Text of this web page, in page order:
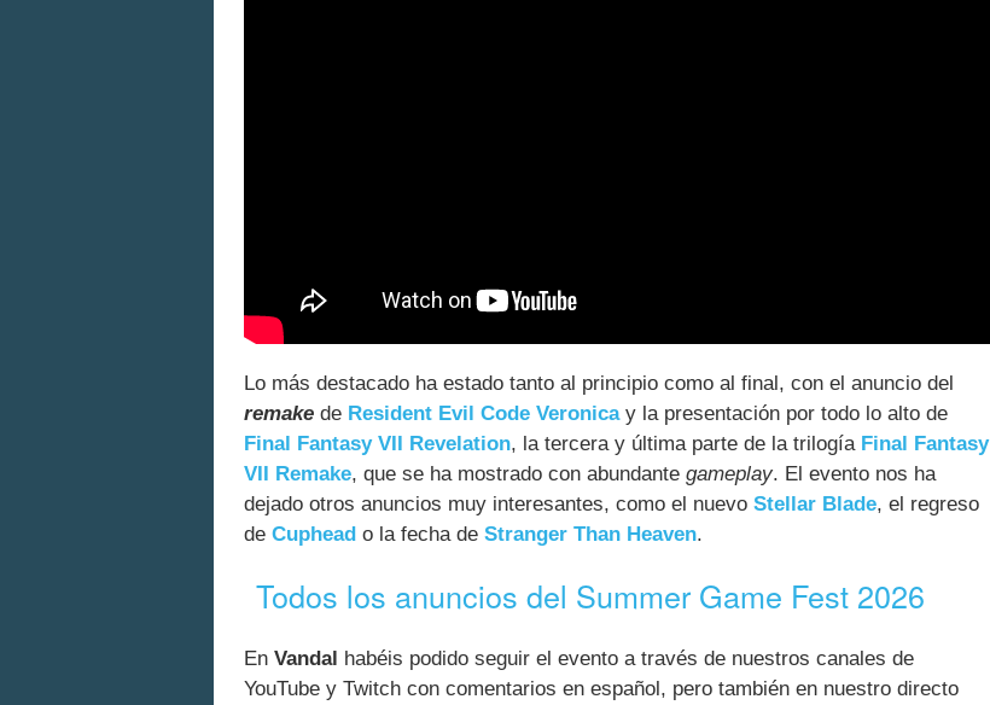
Lo más destacado ha estado tanto al principio como al final, con el anuncio del
remake de Resident Evil Code Veronicay la presentación por todo lo alto de
Final Fantasy VII Revelation, la tercera y última parte de la trilogía Final Fantasy
VII Remake, que se ha mostrado con abundante gameplay. El evento nos ha
dejado otros anuncios muy interesantes, como el nuevo Stellar Blade, el regreso
de Cuphead o la fecha de Stranger Than Heaven.
Todos los anuncios del Summer Game Fest 2026
En Vandal habéis podido seguir el evento a través de nuestros canales de
YouTube y Twitch con comentarios en español, pero también en nuestro directo